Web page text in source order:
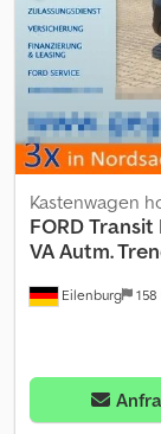
Eilenburg 158
Kastenwagen
FORDTransit
VA Autm.